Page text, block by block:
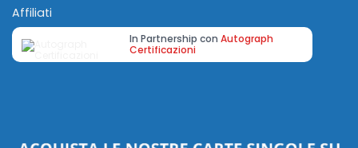
Affiliati
In Partnership con Autograph
Certificazioni